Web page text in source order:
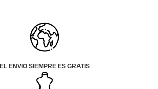
EL ENVIO SIEMPRE ES GRATIS